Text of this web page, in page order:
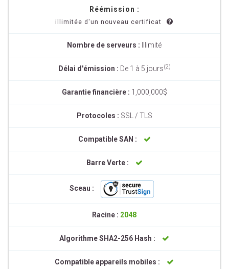
Réémission :
illimitée d'un nouveau certificat
Nombre de serveurs : Illimité
Délai d'émission : De 1 à 5 jours(2)
Garantie financière : 1,000,000$
Protocoles : SSL / TLS
Compatible SAN :
Barre Verte :
Sceau :
Racine : 2048
Algorithme SHA2-256 Hash :
Compatible appareils mobiles :